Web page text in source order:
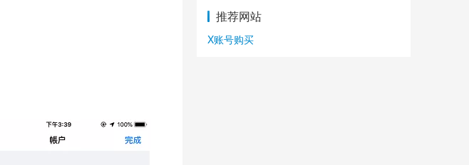
推荐网站
X账号购买